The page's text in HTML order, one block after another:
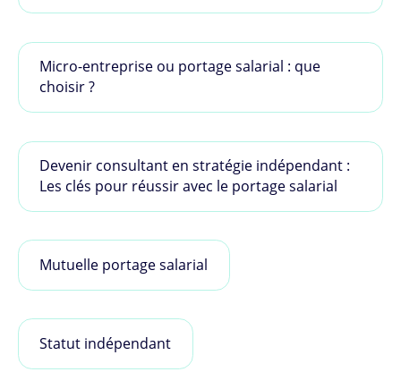
Micro-entreprise ou portage salarial : que
choisir ?
Devenir consultant en stratégie indépendant :
Les clés pour réussir avec le portage salarial
Mutuelle portage salarial
Statut indépendant